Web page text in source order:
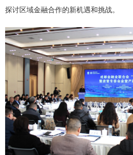
探讨区域金融合作的新机遇和挑战。